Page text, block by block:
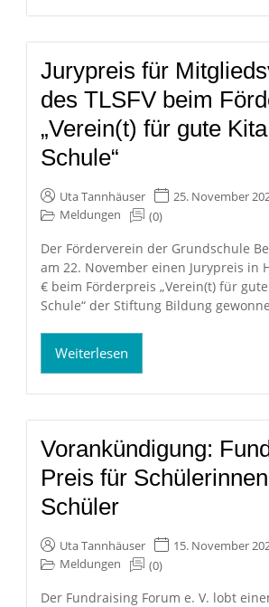
Jurypreis für
des TLSFV beim
„Verein(t) für gute
Schule“
Uta Tannhäuser
25. November
Meldungen
(0)
Der Förderverein der Grundschule
am 22. November einen Jurypreis in
€ beim Förderpreis „Verein(t) für
Schule“ der Stiftung Bildung
Weiterlesen
Vorankündigung:
Preis für
Schüler
Uta Tannhäuser
15. November
Meldungen
(0)
Der Fundraising Forum e. V. lobt